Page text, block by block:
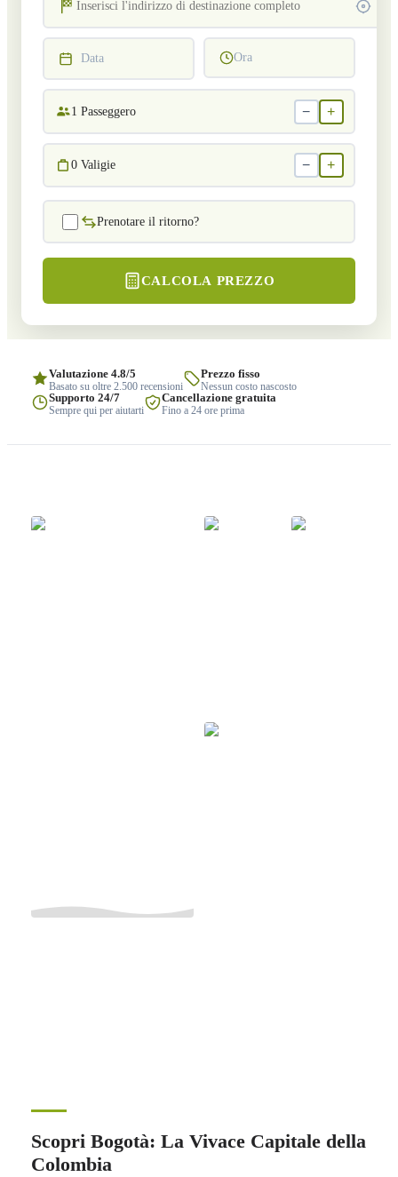
Data Ora
1 Passeggero − +
0 Valigie − +
Prenotare il ritorno?
CALCOLA PREZZO
Valutazione 4.8/5
Basato su oltre 2.500 recensioni
Prezzo fisso
Nessun costo nascosto
Supporto 24/7
Sempre qui per aiutarti
Cancellazione gratuita
Fino a 24 ore prima
Scopri Bogotà: La Vivace Capitale della
Colombia